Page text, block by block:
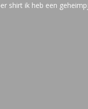
shirt ik heb een